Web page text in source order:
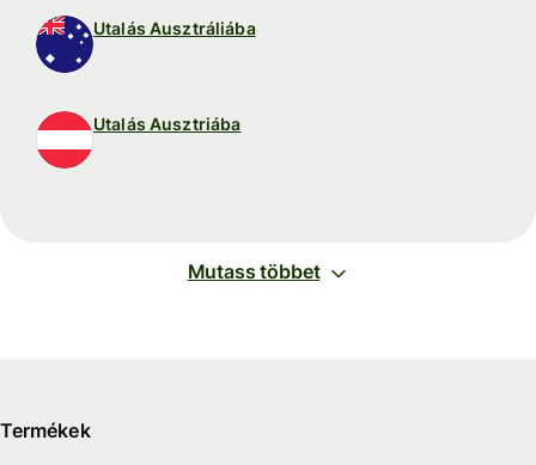
Utalás Ausztráliába
Utalás Ausztriába
Mutass többet
Termékek